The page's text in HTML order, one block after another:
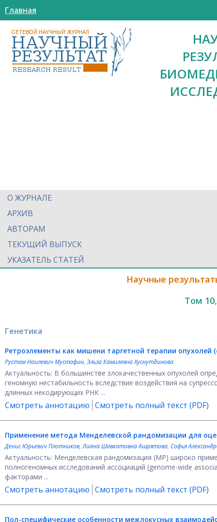
Главная
О ЖУРНАЛЕ
АРХИВ
АВТОРАМ
ТЕКУЩИЙ ВЫПУСК
УКАЗАТЕЛЬ СТАТЕЙ
Научные
Том
Генетика
Ретроэлементы как мишени таргетной терапии опухолей
Рустам Наилевич Мустафин, Эльза Камилевна Хуснутдинова
Актуальность: В большинстве злокачественных опухолей
геномную нестабильность вследствие воздействия на
длинных некодирующих РНК ...
Смотреть аннотацию Смотреть полный текст (PDF)
Применение метода Менделевской рандомизации для
Денис Юрьевич Плотников,Лиана Шавкатовна Ашрятова, Софья
Актуальность: Менделевская рандомизация (МР) широко
полногеномных исследований ассоциаций (genome-wide
факторами ...
Смотреть аннотацию Смотреть полный текст (PDF)
Пол-специфические особенности межлокусных